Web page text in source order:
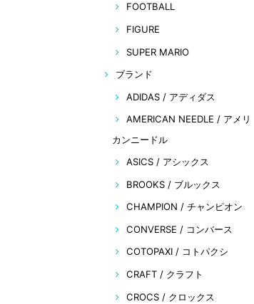
FOOTBALL
FIGURE
SUPER MARIO
ブランド
ADIDAS / アディダス
AMERICAN NEEDLE / アメリ
カンニードル
ASICS / アシックス
BROOKS / ブルックス
CHAMPION / チャンピオン
CONVERSE / コンバース
COTOPAXI / コトパクシ
CRAFT / クラフト
CROCS / クロックス